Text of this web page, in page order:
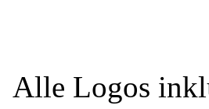
Alle Logos